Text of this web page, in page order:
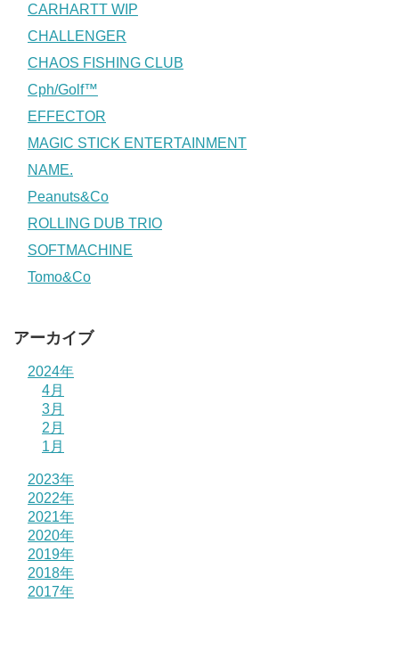
CARHARTT WIP
CHALLENGER
CHAOS FISHING CLUB
Cph/Golf™
EFFECTOR
MAGIC STICK ENTERTAINMENT
NAME.
Peanuts&Co
ROLLING DUB TRIO
SOFTMACHINE
Tomo&Co
アーカイブ
2024年
4月
3月
2月
1月
2023年
2022年
2021年
2020年
2019年
2018年
2017年